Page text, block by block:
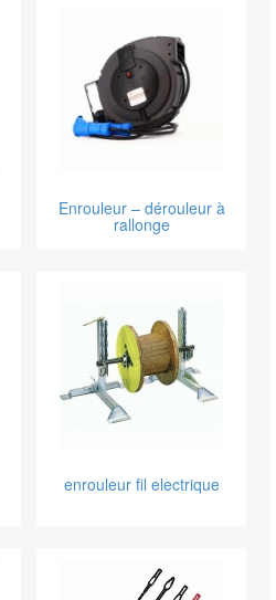
Enrouleur – dérouleur à
rallonge
enrouleur fil electrique